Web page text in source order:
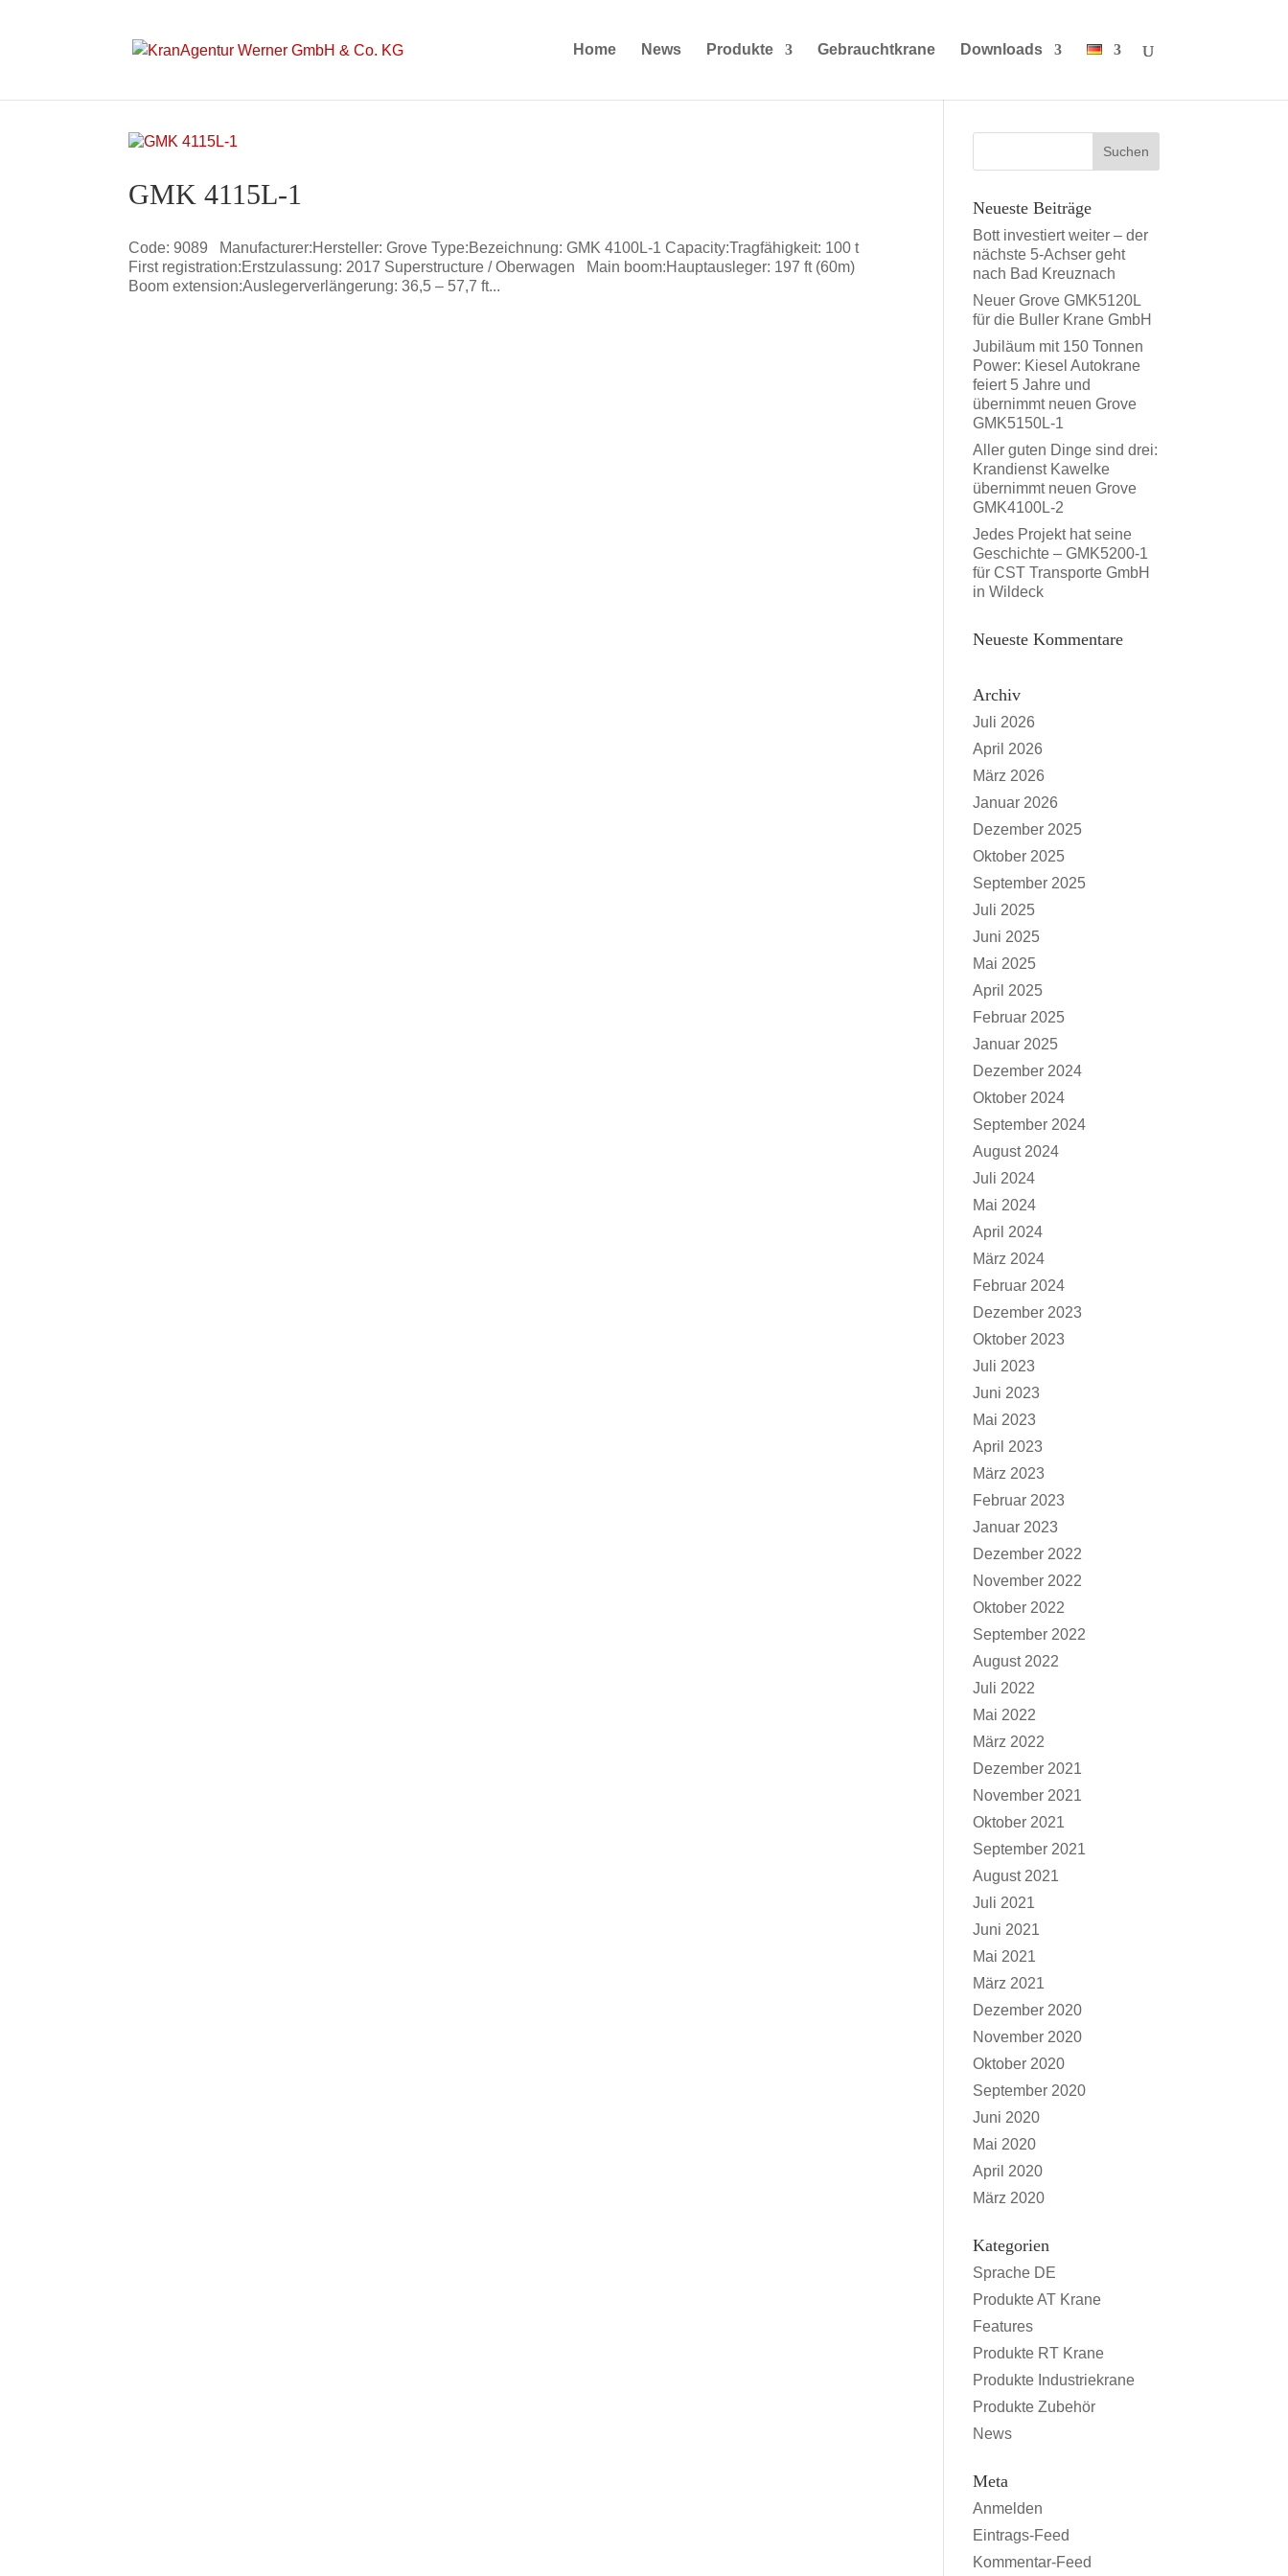
Home News Produkte Gebrauchtkrane Downloads
GMK 4115L-1
Code: 9089 Manufacturer:Hersteller: Grove Type:Bezeichnung: GMK 4100L-1 Capacity:Tragfähigkeit: 100 t
First registration:Erstzulassung: 2017 Superstructure / Oberwagen Main boom:Hauptausleger: 197 ft (60m)
Boom extension:Auslegerverlängerung: 36,5 – 57,7 ft...
Neueste Beiträge
Bott investiert weiter – der
nächste 5-Achser geht
nach Bad Kreuznach
Neuer Grove GMK5120L
für die Buller Krane GmbH
Jubiläum mit 150 Tonnen
Power: Kiesel Autokrane
feiert 5 Jahre und
übernimmt neuen Grove
GMK5150L-1
Aller guten Dinge sind drei:
Krandienst Kawelke
übernimmt neuen Grove
GMK4100L-2
Jedes Projekt hat seine
Geschichte – GMK5200-1
für CST Transporte GmbH
in Wildeck
Neueste Kommentare
Archiv
Juli 2026
April 2026
März 2026
Januar 2026
Dezember 2025
Oktober 2025
September 2025
Juli 2025
Juni 2025
Mai 2025
April 2025
Februar 2025
Januar 2025
Dezember 2024
Oktober 2024
September 2024
August 2024
Juli 2024
Mai 2024
April 2024
März 2024
Februar 2024
Dezember 2023
Oktober 2023
Juli 2023
Juni 2023
Mai 2023
April 2023
März 2023
Februar 2023
Januar 2023
Dezember 2022
November 2022
Oktober 2022
September 2022
August 2022
Juli 2022
Mai 2022
März 2022
Dezember 2021
November 2021
Oktober 2021
September 2021
August 2021
Juli 2021
Juni 2021
Mai 2021
März 2021
Dezember 2020
November 2020
Oktober 2020
September 2020
Juni 2020
Mai 2020
April 2020
März 2020
Kategorien
Sprache DE
Produkte AT Krane
Features
Produkte RT Krane
Produkte Industriekrane
Produkte Zubehör
News
Meta
Anmelden
Eintrags-Feed
Kommentar-Feed